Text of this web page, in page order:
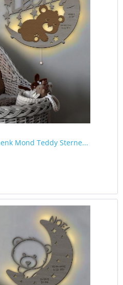
Mond Teddy Sterne...